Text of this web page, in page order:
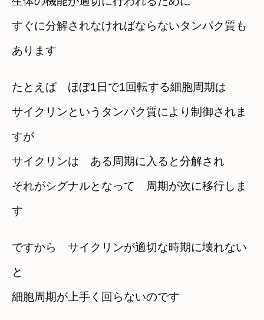
すぐに分解されなければならないタンパク質も
あります
たとえば ほぼ1日で1回転する細胞周期は
サイクリンというタンパク質により制御されま
すが
サイクリンは ある周期に入ると分解され
それがシグナルとなって 周期が次に移行しま
す
ですから サイクリンが適切な時期に壊れない
と
細胞周期が上手く回らないのです